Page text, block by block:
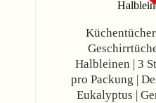
Halbleinen | 3
pro Packung |
Eukalyptus |